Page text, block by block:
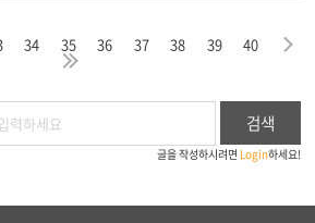
34 35 36 37 38 39 40 다
마
지
검색
글을 작성하시려면 Login하세요!